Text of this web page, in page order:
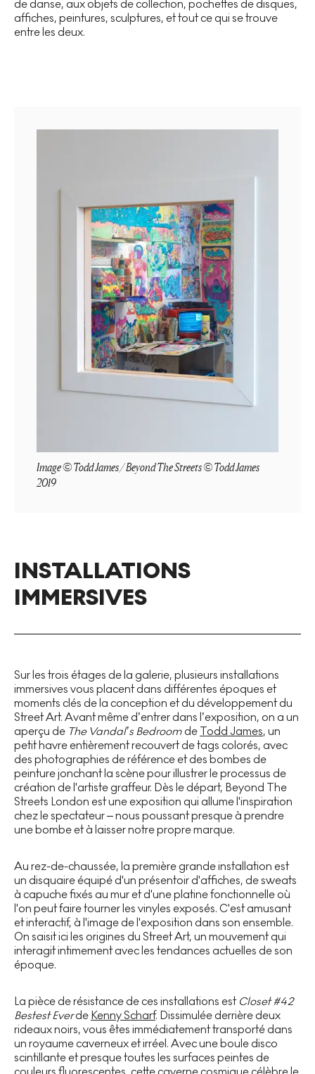
de danse, aux objets de collection, pochettes de disques,
affiches, peintures, sculptures, et tout ce qui se trouve
entre les deux.
Image © Todd James / Beyond The Streets © Todd James
2019
INSTALLATIONS
IMMERSIVES
Sur les trois étages de la galerie, plusieurs installations
immersives vous placent dans différentes époques et
moments clés de la conception et du développement du
Street Art. Avant même d’entrer dans l’exposition, on a un
aperçu de The Vandal’s Bedroom de Todd James, un
petit havre entièrement recouvert de tags colorés, avec
des photographies de référence et des bombes de
peinture jonchant la scène pour illustrer le processus de
création de l'artiste graffeur. Dès le départ, Beyond The
Streets London est une exposition qui allume l'inspiration
chez le spectateur – nous poussant presque à prendre
une bombe et à laisser notre propre marque.
Au rez-de-chaussée, la première grande installation est
un disquaire équipé d'un présentoir d'affiches, de sweats
à capuche fixés au mur et d'une platine fonctionnelle où
l'on peut faire tourner les vinyles exposés. C'est amusant
et interactif, à l'image de l'exposition dans son ensemble.
On saisit ici les origines du Street Art, un mouvement qui
interagit intimement avec les tendances actuelles de son
époque.
La pièce de résistance de ces installations est Closet #42
Bestest Everde Kenny Scharf. Dissimulée derrière deux
rideaux noirs, vous êtes immédiatement transporté dans
un royaume caverneux et irréel. Avec une boule disco
scintillante et presque toutes les surfaces peintes de
couleurs fluorescentes, cette caverne cosmique célèbre le